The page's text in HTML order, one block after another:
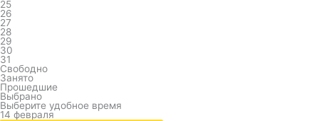
25
26
27
28
29
30
31
Свободно
Занято
Прошедшие
Выбрано
Выберите удобное время
14 февраля